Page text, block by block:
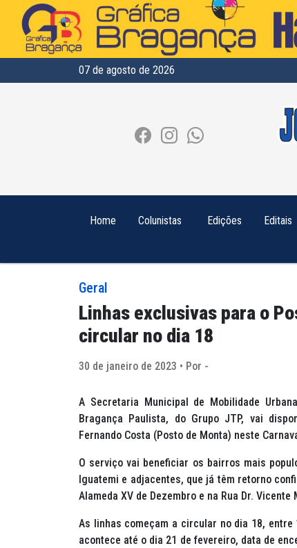
07 de agosto de 2026
Home Colunistas Edições Editais
Geral
Linhas exclusivas para o
circular no dia 18
30 de janeiro de 2023 • Por -
A Secretaria Municipal de Mobilidade
Bragança Paulista, do Grupo JTP, vai
Fernando Costa (Posto de Monta) neste
O serviço vai beneficiar os bairros mais
Iguatemi e adjacentes, que já têm retorno
Alameda XV de Dezembro e na Rua Dr.
As linhas começam a circular no dia 18,
acontece até o dia 21 de fevereiro, data de